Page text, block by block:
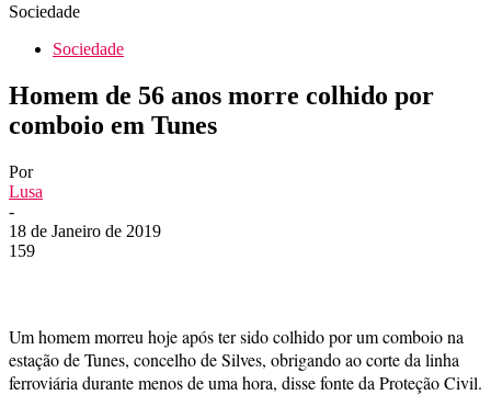
Sociedade
Sociedade
Homem de 56 anos morre colhido por
comboio em Tunes
Por
Lusa
-
18 de Janeiro de 2019
159
Um homem morreu hoje após ter sido colhido por um comboio na
estação de Tunes, concelho de Silves, obrigando ao corte da linha
ferroviária durante menos de uma hora, disse fonte da Proteção Civil.